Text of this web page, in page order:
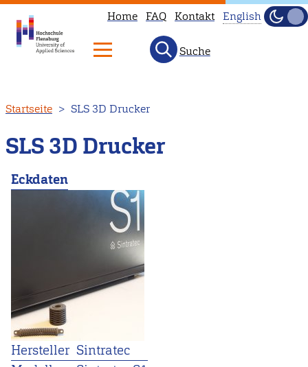
zum
Inhalt
Home FAQ Kontakt English
Hell
Suche
Startseite SLS 3D Drucker
SLS 3D Drucker
Eckdaten
Hersteller Sintratec